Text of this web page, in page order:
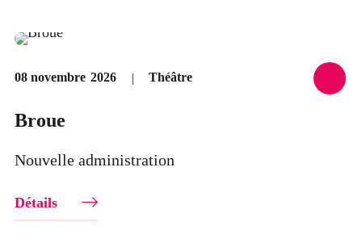
08 novembre 2026 Théâtre
Broue
Nouvelle administration
Détails